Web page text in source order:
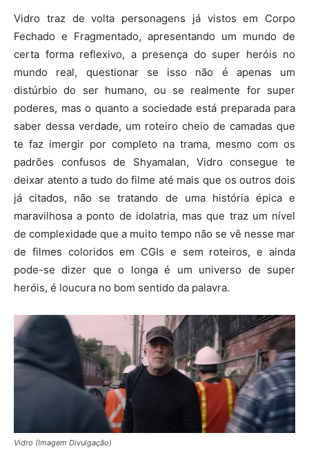
Vidro traz de volta personagens já vistos em Corpo
Fechado e Fragmentado, apresentando um mundo de
certa forma reflexivo, a presença do super heróis no
mundo real, questionar se isso não é apenas um
distúrbio do ser humano, ou se realmente for super
poderes, mas o quanto a sociedade está preparada para
saber dessa verdade, um roteiro cheio de camadas que
te faz imergir por completo na trama, mesmo com os
padrões confusos de Shyamalan, Vidro consegue te
deixar atento a tudo do filme até mais que os outros dois
já citados, não se tratando de uma história épica e
maravilhosa a ponto de idolatria, mas que traz um nível
de complexidade que a muito tempo não se vê nesse mar
de filmes coloridos em CGIs e sem roteiros, e ainda
pode-se dizer que o longa é um universo de super
heróis, é loucura no bom sentido da palavra.
Vidro (Imagem Divulgação)